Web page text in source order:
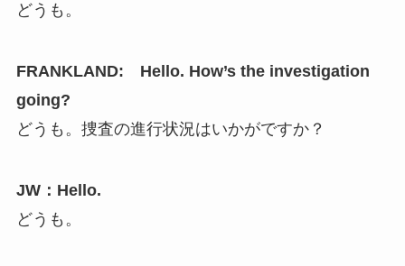
どうも。
FRANKLAND: Hello. How’s the investigation
going?
どうも。捜査の進行状況はいかがですか？
JW：Hello.
どうも。